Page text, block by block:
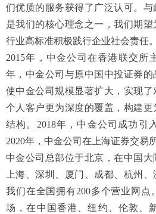
们优质的服务获得了广泛认可。
是我们的核心理念之一，我们期
行业高标准积极践行企业社会责任。
2015年，中金公司在香港联交所
年，中金公司与原中国中投证券
使中金公司规模显著扩大，实现了
个人客户更为深度的覆盖，构建
结构。2018年，中金公司成功引
2020年，中金公司在上海证券交易
中金公司总部位于北京，在中国
上海、深圳、厦门、成都、杭州
我们在全国拥有200多个营业网点
场，在中国香港、纽约、伦敦、